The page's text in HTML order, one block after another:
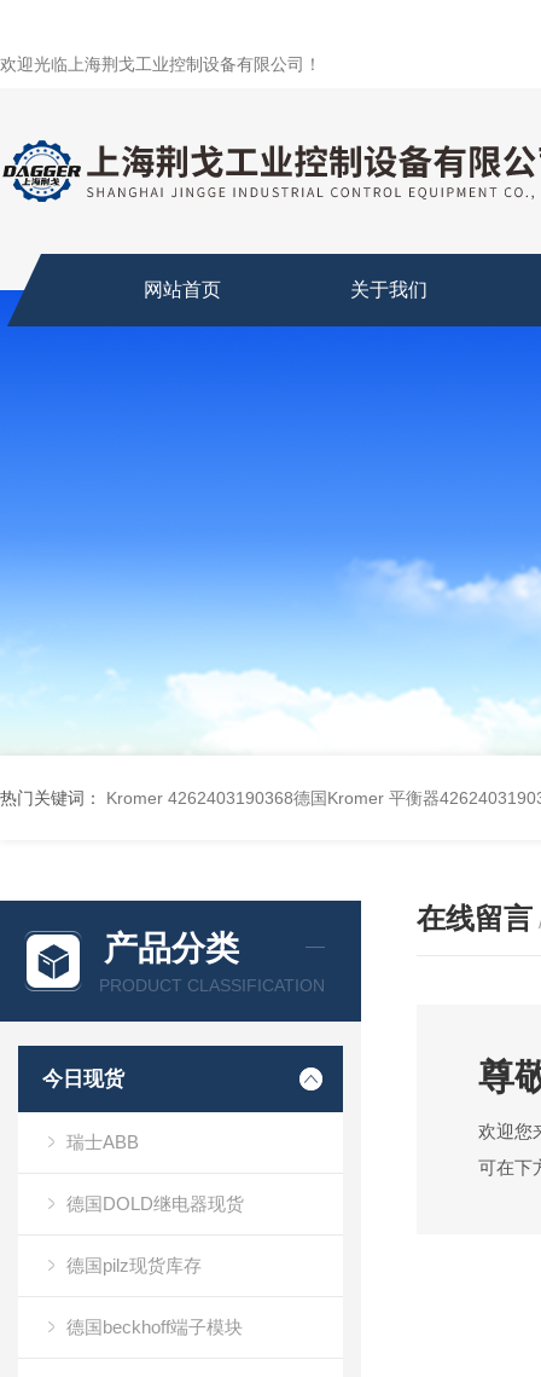
欢迎光临上海荆戈工业控制设备有限公司！
网站首页 关于我们
热门关键词： Kromer 4262403190368德国Kromer 平衡器
产品分类
PRODUCT CLASSIFICATION
今日现货
瑞士ABB
德国DOLD继电器现货
德国pilz现货库存
德国beckhoff端子模块
在线留言
尊
欢迎您
可在下